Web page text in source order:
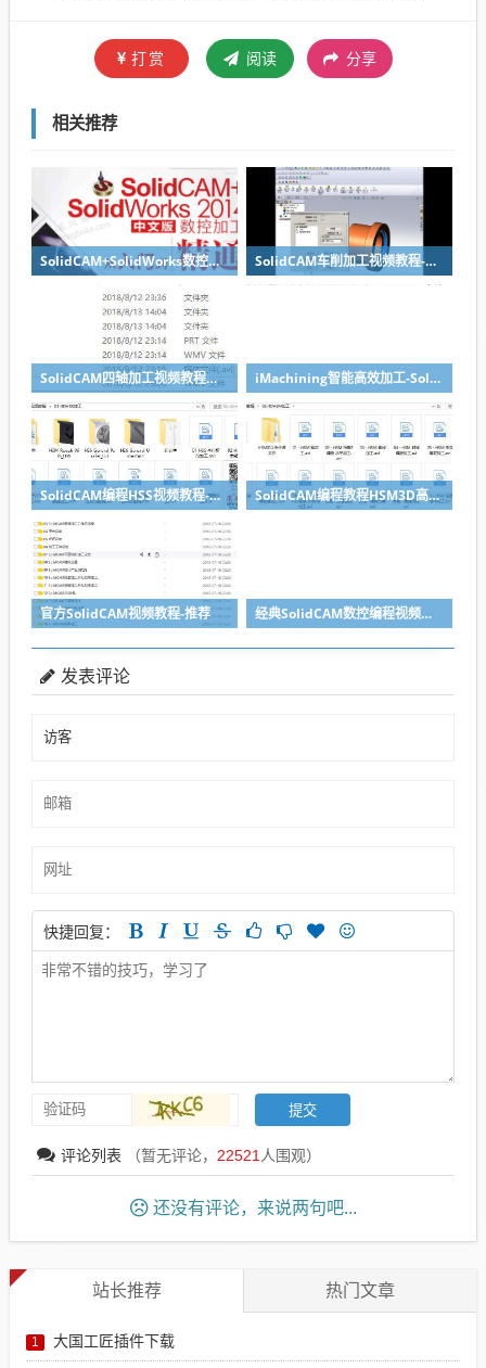
打赏 阅读 分享
相关推荐
SolidCAM+SolidWorks数控加工从入门到精通PDF书籍下载+光盘资料 SolidCAM车削加工视频教程-SolidWorks数控编程教程系列
SolidCAM四轴加工视频教程实例讲解-SolidWorks编程典型教程 iMachining智能高效加工-SolidWorks编程视频教程
SolidCAM编程HSS视频教程-SolidWorks编程视频教程系列 SolidCAM编程教程HSM3D高速铣削加工视频教程
官方SolidCAM视频教程-推荐 经典SolidCAM数控编程视频教程2014版
发表评论
快捷回复：
评论列表 （暂无评论， 22521 人围观）
还没有评论，来说两句吧...
站长推荐 热门文章
1 大国工匠插件下载